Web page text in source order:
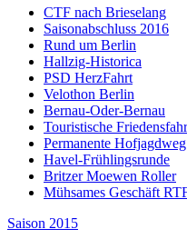
CTF nach Brieselang
Saisonabschluss 2016
Rund um Berlin
Hallzig-Historica
PSD HerzFahrt
Velothon Berlin
Bernau-Oder-Bernau
Touristische
Permanente Hofjagdweg
Havel-Frühlingsrunde
Britzer Moewen Roller
Mühsames Geschäft
Saison 2015